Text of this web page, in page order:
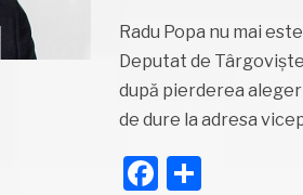
Radu Popa nu mai
Deputat de
după pierderea
de dure la adresa
Facebook